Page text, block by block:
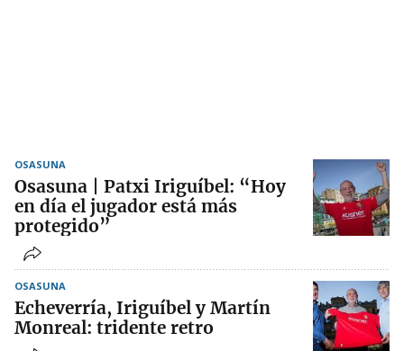
OSASUNA
Osasuna | Patxi Iriguíbel: “Hoy
en día el jugador está más
protegido”
OSASUNA
Echeverría, Iriguíbel y Martín
Monreal: tridente retro